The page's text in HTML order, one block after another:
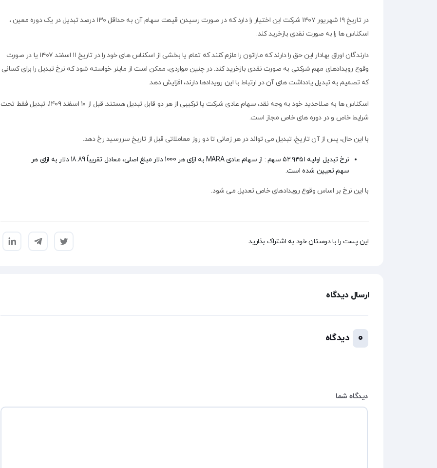
در تاریخ ۱۹ شهریور ۱۴۰۷ شرکت این اختیار را دارد که در صورت رسیدن قیمت سهام آن به حداقل ۱۳۰ درصد تبدیل در یک دوره معین ،
اسکناس ها را به صورت نقدی بازخرید کند.
دارندگان اوراق بهادار این حق را دارند که ماراتون را ملزم کنند که تمام یا بخشی از اسکناس های خود را در تاریخ ۱۱ اسفند ۱۴۰۷ یا در صورت
وقوع رویدادهای مهم شرکتی به صورت نقدی بازخرید کند. در چنین مواردی، ممکن است از ماینر خواسته شود که نرخ تبدیل را برای کسانی
که تصمیم به تبدیل یادداشت های آن در ارتباط با این رویدادها دارند، افزایش دهد.
اسکناس ها به صلاحدید خود به وجه نقد، سهام عادی شرکت یا ترکیبی از هر دو قابل تبدیل هستند. قبل از ۱۰ اسفند ۱۴۰۹، تبدیل فقط تحت
شرایط خاص و در دوره های خاص مجاز است.
با این حال، پس از آن تاریخ، تبدیل می تواند در هر زمانی تا دو روز معاملاتی قبل از تاریخ سررسید رخ دهد.
نرخ تبدیل اولیه ۵۲.۹۴۵۱ سهم : از سهام
عادی MARA به ازای هر 1000 دلار مبلغ اصلی، معادل تقریباً 18.89 دلار به ازای هر
سهم تعیین شده است.
با این نرخ بر اساس وقوع رویدادهای خاص تعدیل می شود.
این پست را با دوستان خود به اشتراک بذارید
ارسال دیدگاه
۰ دیدگاه
دیدگاه شما